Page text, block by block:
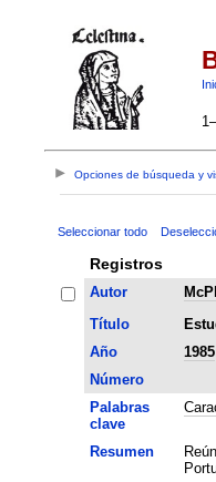
Opciones de búsqueda y
Seleccionar todo
Registros
Autor
Título
Año
1985
Número
Palabras
clave
Resumen